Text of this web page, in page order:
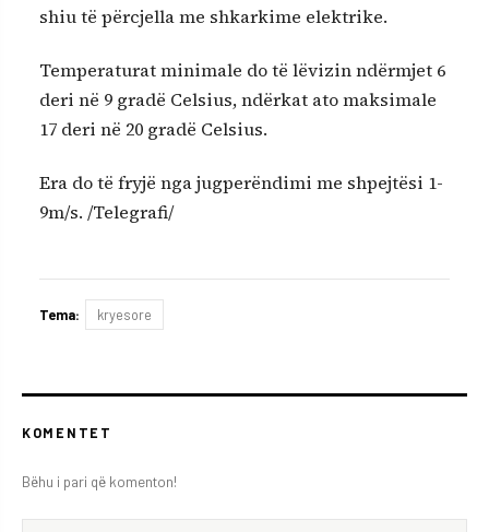
shiu të përcjella me shkarkime elektrike.
Temperaturat minimale do të lëvizin ndërmjet 6
deri në 9 gradë Celsius, ndërkat ato maksimale
17 deri në 20 gradë Celsius.
Era do të fryjë nga jugperëndimi me shpejtësi 1-
9m/s. /Telegrafi/
Tema: kryesore
KOMENTET
Bëhu i pari që komenton!